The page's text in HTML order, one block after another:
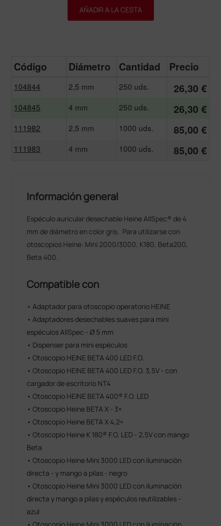
AÑADIR A LA CESTA
Código Diámetro Cantidad Precio
104844 2,5 mm 250 uds. 26,30 €
104845 4 mm 250 uds. 26,30 €
111982 2,5 mm 1000 uds. 85,00 €
111983 4 mm 1000 uds. 85,00 €
Información general
Espéculo auricular desechable Heine AllSpec® de 4
mm de diámetro en color gris. Para utilizarse con
otoscopios Heine: Mini 2000/3000, K180, Beta200,
Beta 400.
Compatible con
• Adaptador para otoscopio operatorio HEINE
• Adaptadores desechables suaves para mini
espéculos AllSpec - Ø 5 mm
• Dispenser para mini espéculos
• Otoscopio HEINE BETA 400 LED F.O.
• Otoscopio HEINE BETA 400 LED F.O. 3,5V - con
cargador de escritorio NT4
• Otoscopio HEINE BETA 400® F.O. LED
• Otoscopio Heine BETA X - 3×
• Otoscopio Heine BETA X 4,2×
• Otoscopio Heine K 180® F.O. LED - 2,5V con mango
Beta
• Otoscopio Heine Mini 3000 LED con iluminación
directa - y mango a pilas - negro
• Otoscopio Heine Mini 3000 LED con iluminación
directa y mango a pilas y espéculos reutilizables -
azul
• Otoscopio Heine Mini 3000 LED con iluminación